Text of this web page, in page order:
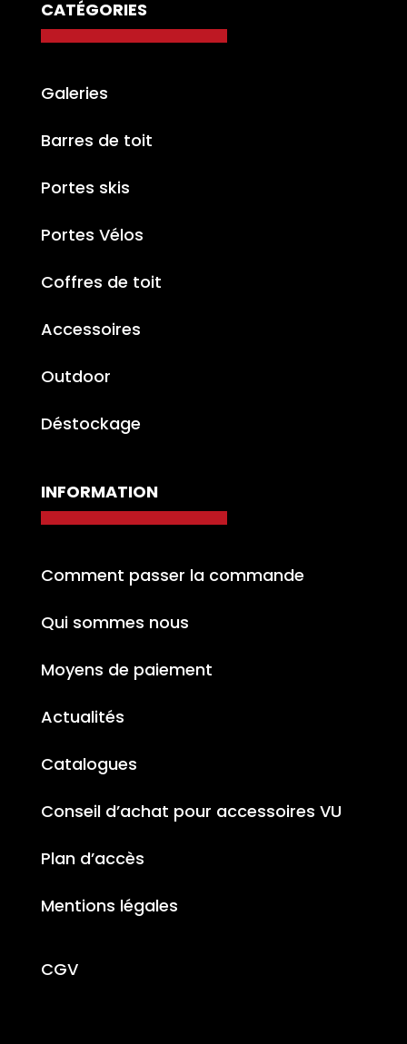
CATÉGORIES
Galeries
Barres de toit
Portes skis
Portes Vélos
Coffres de toit
Accessoires
Outdoor
Déstockage
INFORMATION
Comment passer la commande
Qui sommes nous
Moyens de paiement
Actualités
Catalogues
Conseil d’achat pour accessoires VU
Plan d’accès
Mentions légales
CGV